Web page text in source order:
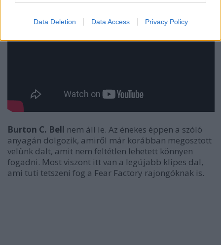
Data Deletion Data Access Privacy Policy
Burton C. Bell nem áll le. Az énekes éppen a szóló
anyagán dolgozik, amiről már korábban megosztott
velünk dalt, amit nem feltétlen lehetett könnyen
fogadni. Most viszont itt van a legújabb klipes dal,
ami tuti tetszeni fog a Fear Factory rajongóknak is.